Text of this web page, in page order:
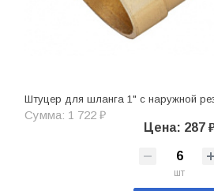
Штуцер для шланга 1" с наружной
Сумма: 1 722 ₽
Цена: 287
шт